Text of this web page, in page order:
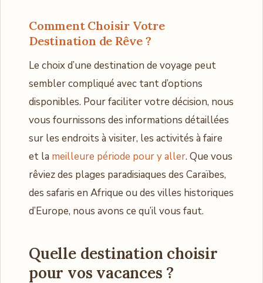
Comment Choisir Votre
Destination de Rêve ?
Le choix d’une destination de voyage peut
sembler compliqué avec tant d’options
disponibles. Pour faciliter votre décision, nous
vous fournissons des informations détaillées
sur les endroits à visiter, les activités à faire
et la meilleure période pour y aller. Que vous
rêviez des plages paradisiaques des Caraïbes,
des safaris en Afrique ou des villes historiques
d’Europe, nous avons ce qu’il vous faut.
Quelle destination choisir
pour vos vacances ?